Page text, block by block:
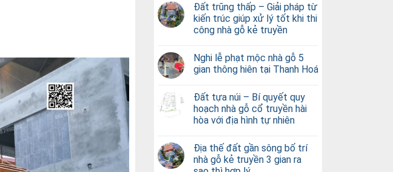
Đất trũng thấp – Giải pháp từ
kiến trúc giúp xử lý tốt khi thi
công nhà gỗ kẻ truyền
Nghi lễ phạt mộc nhà gỗ 5
gian thông hiên tại Thanh Hoá
Đất tựa núi – Bí quyết quy
hoạch nhà gỗ cổ truyền hài
hòa với địa hình tự nhiên
Địa thế đất gần sông bố trí
nhà gỗ kẻ truyền 3 gian ra